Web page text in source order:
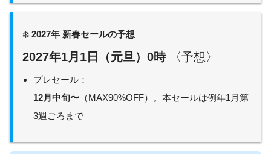
❄️2027年 新春セールの予想
2027年1月1日（元旦）0時〈予想〉
プレセール：
12月中旬〜 （MAX90%OFF）。本セールは例年1月第
3週ごろまで